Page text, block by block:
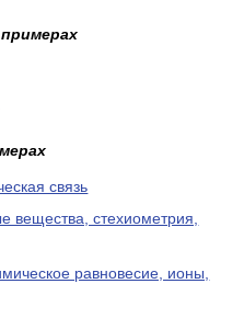
связь
вещества, стехиометрия,
равновесие, ионы,